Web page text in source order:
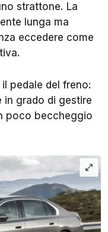
strattone. La
lunga ma
eccedere come
pedale del freno:
in grado di gestire
poco beccheggio